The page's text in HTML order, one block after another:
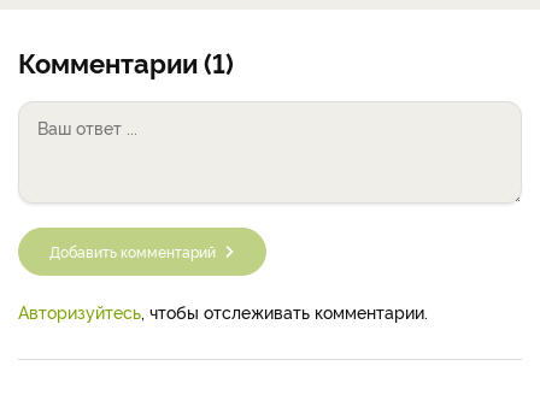
Комментарии (1)
Добавить комментарий
Авторизуйтесь , чтобы отслеживать комментарии.